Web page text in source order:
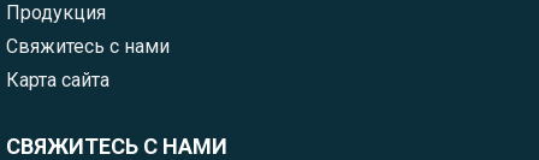
Продукция
Свяжитесь с нами
Карта сайта
СВЯЖИТЕСЬ С НАМИ